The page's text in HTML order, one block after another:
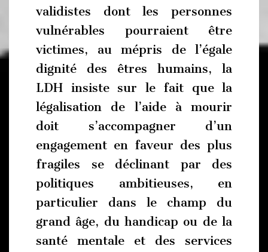
validistes dont les personnes
vulnérables pourraient être
victimes, au mépris de l’égale
dignité des êtres humains, la
LDH insiste sur le fait que la
légalisation de l’aide à mourir
doit s’accompagner d’un
engagement en faveur des plus
fragiles se déclinant par des
politiques ambitieuses, en
particulier dans le champ du
grand âge, du handicap ou de la
santé mentale et des services